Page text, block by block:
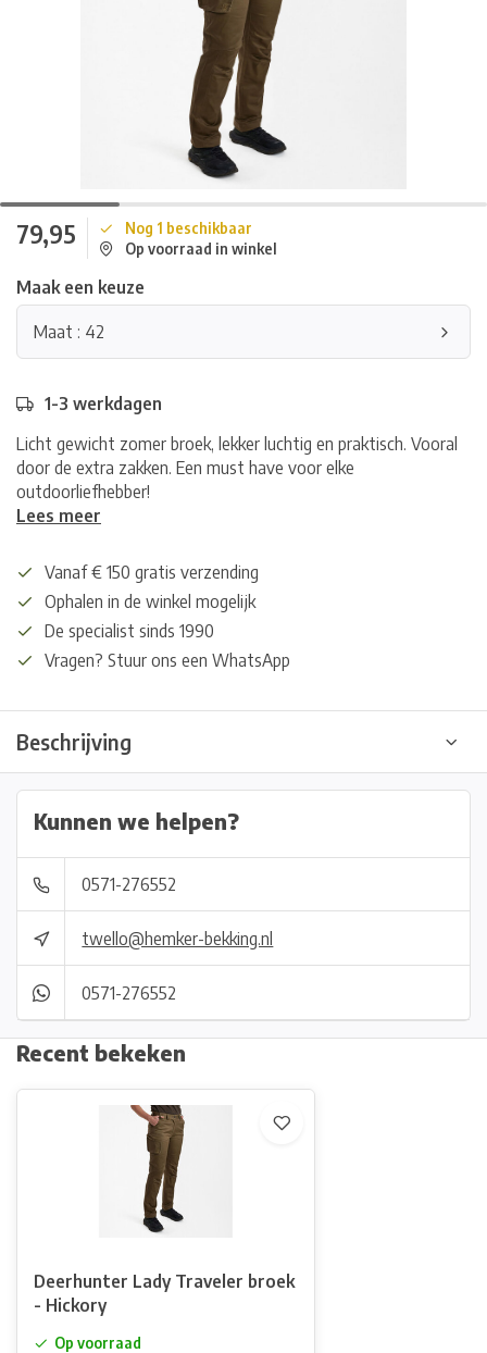
79,95
Nog 1 beschikbaar
Op voorraad in winkel
Maak een keuze
Maat : 42
1-3 werkdagen
Licht gewicht zomer broek, lekker luchtig en praktisch. Vooral
door de extra zakken. Een must have voor elke
outdoorliefhebber!
Lees meer
Vanaf € 150 gratis verzending
Ophalen in de winkel mogelijk
De specialist sinds 1990
Vragen? Stuur ons een WhatsApp
Beschrijving
Kunnen we helpen?
0571-276552
twello@hemker-bekking.nl
0571-276552
Recent bekeken
Deerhunter Lady Traveler broek
- Hickory
Op voorraad